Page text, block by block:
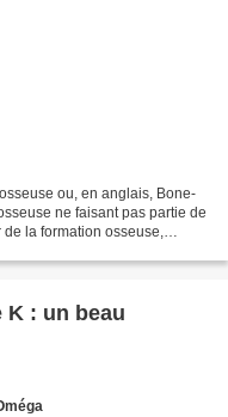
ou, en anglais, Bone-
ne faisant pas partie de
la formation osseuse,
K : un beau